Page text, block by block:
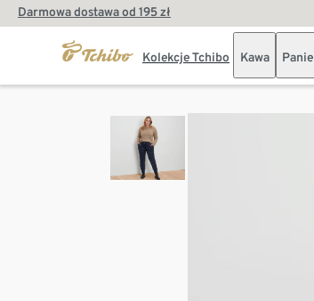
Darmowa dostawa od 195 zł
Kolekcje Tchibo Kawa Panie